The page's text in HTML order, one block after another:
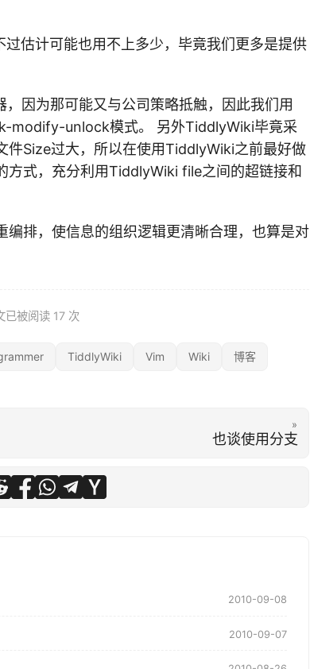
估计可能也用不上多少，毕竟我们更多是提供
因为那可能又与公司策略抵触，因此我们用
modify-unlock模式。 另外TiddlyWiki毕竟采
件Size过大，所以在使用TiddlyWiki之前最好做
式，充分利用TiddlyWiki file之间的超链接和
排，使信息的组织逻辑更清晰合理，也算是对
已被阅读 17次
TiddlyWiki Vim Wiki 博客
»
也谈使用分支
2010-09-08
2010-09-07